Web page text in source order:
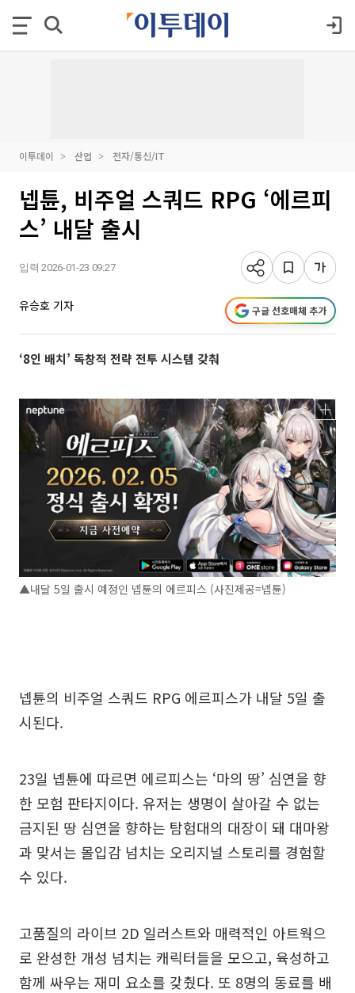
이투데이 산업 전자/통신/IT
넵튠, 비주얼 스쿼드 RPG ‘에르피
스’ 내달 출시
입력 2026-01-23 09:27
유승호 기자 구글 선호매체 추가
‘8인 배치’ 독창적 전략 전투 시스템 갖춰
▲내달 5일 출시 예정인 넵튠의 에르피스 (사진제공=넵튠)
넵튠의 비주얼 스쿼드 RPG 에르피스가 내달 5일 출
시된다.
23일 넵튠에 따르면 에르피스는 ‘마의 땅’ 심연을 향
한 모험 판타지이다. 유저는 생명이 살아갈 수 없는
금지된 땅 심연을 향하는 탐험대의 대장이 돼 대마왕
과 맞서는 몰입감 넘치는 오리지널 스토리를 경험할
수 있다.
고품질의 라이브 2D 일러스트와 매력적인 아트웍으
로 완성한 개성 넘치는 캐릭터들을 모으고, 육성하고
함께 싸우는 재미 요소를 갖췄다. 또 8명의 동료를 배